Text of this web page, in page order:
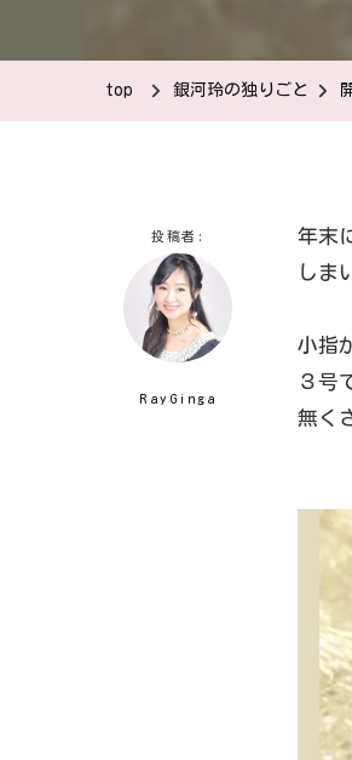
top 銀河玲の独りごと
投稿者:
RayGinga
年末
しま
小指
３号
無く